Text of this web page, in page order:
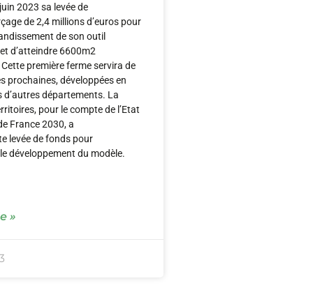
2023 sa levée de
de 2,4 millions d’euros pour
de son outil
d’atteindre 6600m2
première ferme servira de
prochaines, développées en
départements. La
pour le compte de l’Etat
France 2030, a
levée de fonds pour
développement du modèle.
»